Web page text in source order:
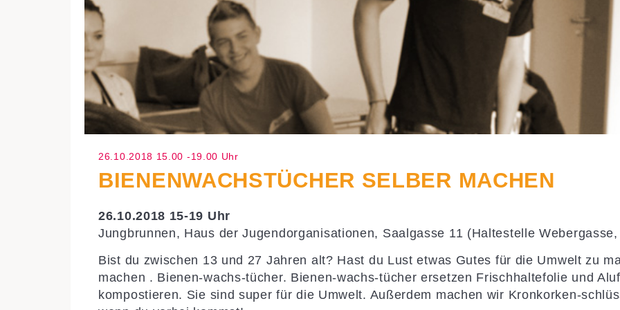
26.10.2018 15.00 -19.00 Uhr
BIENENWACHSTÜCHER SELBER MACHEN
26.10.2018 15-19 Uhr
Jungbrunnen, Haus der Jugendorganisationen, Saalgasse 11 (Haltestelle
Bist du zwischen 13 und 27 Jahren alt? Hast du Lust etwas Gutes für die Umwelt zu
machen . Bienen-wachs-tücher. Bienen-wachs-tücher ersetzen Frischhaltefolie und
kompostieren. Sie sind super für die Umwelt. Außerdem machen wir Kronkorken-